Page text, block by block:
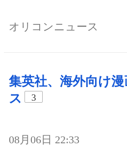
オリコンニュース
集英社、海外向け
ス
3
08月06日 22:33